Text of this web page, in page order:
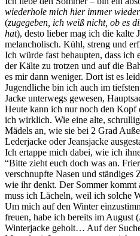
wiederhole mich hier immer wieder
(zugegeben, ich weiß nicht, ob es
hat), desto lieber mag ich die kalte
melancholisch. Kühl, streng und
Ich würde fast behaupten, dass ich
der Kälte zu trotzen und auf die
es mir dann weniger. Dort ist es
Jugendliche bin ich auch im
Jacke unterwegs gewesen,
Heute kann ich nur noch den Kopf
ich wirklich. Wie eine alte,
Mädels an, wie sie bei 2 Grad
Lederjacke oder Jeansjacke
Ich ertappe mich dabei, wie ich
“Bitte zieht euch doch was an.
verschnupfte Nasen und ständiges
wie ihr denkt. Der Sommer
muss ich Lächeln, weil ich solche
Um mich auf den Winter
freuen, habe ich bereits im August (
Winterjacke geholt… Auf der